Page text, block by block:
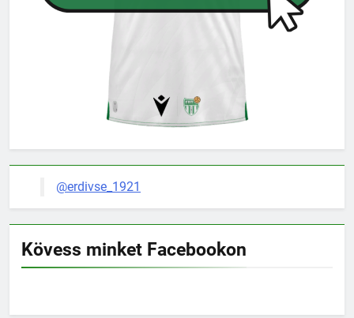
@erdivse_1921
Kövess minket Facebookon